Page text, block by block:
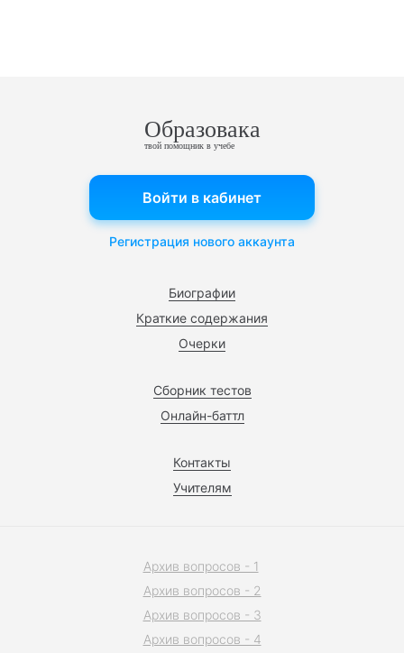
Образовака
твой помощник в учебе
Биографии
Краткие содержания
Очерки
Сборник тестов
Онлайн-баттл
Контакты
Учителям
Войти в кабинет
Регистрация нового аккаунта
Архив вопросов - 1
Архив вопросов - 2
Архив вопросов - 3
Архив вопросов - 4